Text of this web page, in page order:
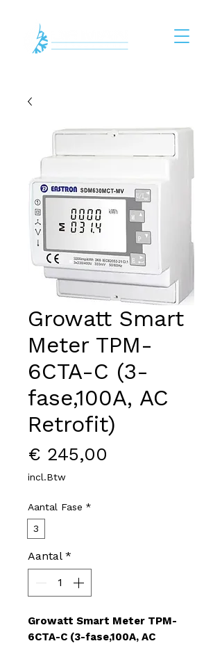
Growatt Smart
Meter TPM-
6CTA-C (3-
fase,100A, AC
Retrofit)
€ 245,00
incl.Btw
Aantal Fase *
3
Aantal *
Growatt Smart Meter TPM-
6CTA-C (3-fase,100A, AC